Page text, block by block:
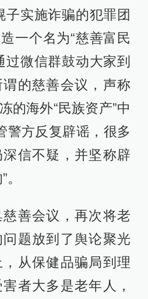
子实施诈骗的犯罪团
一个名为“慈善富民
过微信群鼓动大家到
的慈善会议，声称
的海外“民族资产”中
警方反复辟谣，很多
信不疑，并坚称辟
善会议，再次将老
题放到了舆论聚光
从保健品骗局到理
者大多是老年人，